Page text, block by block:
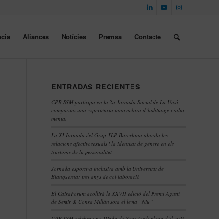
Aliances Notícies Premsa Contacte
ENTRADAS RECIENTES
CPB SSM participa en la 2a Jornada Social de La Unió
compartint una experiència innovadora d’habitatge i salut
mental
La XI Jornada del Grup-TLP Barcelona aborda les
relacions afectivosexuals i la identitat de gènere en els
trastorns de la personalitat
Jornada esportiva inclusiva amb la Universitat de
Blanquerna: tres anys de col·laboració
El CaixaForum acollirà la XXVII edició del Premi Agustí
de Semir & Conxa Millán sota el lema “Niu”